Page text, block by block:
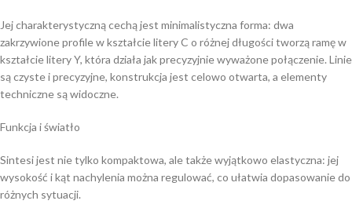
Jej charakterystyczną cechą jest minimalistyczna forma: dwa
zakrzywione profile w kształcie litery C o różnej długości tworzą ramę w
kształcie litery Y, która działa jak precyzyjnie wyważone połączenie. Linie
są czyste i precyzyjne, konstrukcja jest celowo otwarta, a elementy
techniczne są widoczne.
Funkcja i światło
Sintesi jest nie tylko kompaktowa, ale także wyjątkowo elastyczna: jej
wysokość i kąt nachylenia można regulować, co ułatwia dopasowanie do
różnych sytuacji.